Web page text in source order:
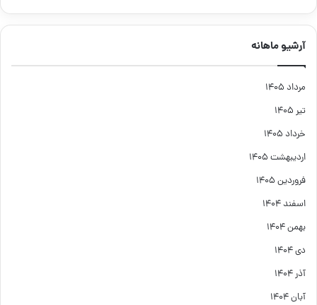
آرشیو ماهانه
مرداد ۱۴۰۵
تیر ۱۴۰۵
خرداد ۱۴۰۵
اردیبهشت ۱۴۰۵
فروردین ۱۴۰۵
اسفند ۱۴۰۴
بهمن ۱۴۰۴
دی ۱۴۰۴
آذر ۱۴۰۴
آبان ۱۴۰۴